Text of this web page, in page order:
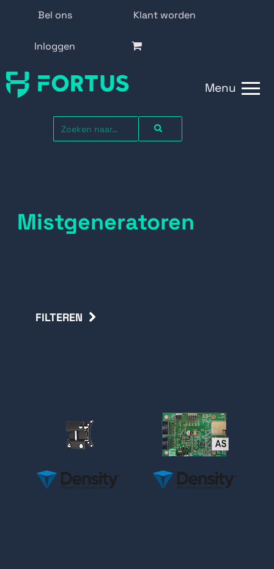
Bel ons Klant worden
Inloggen
Menu
Mistgeneratoren
FILTEREN